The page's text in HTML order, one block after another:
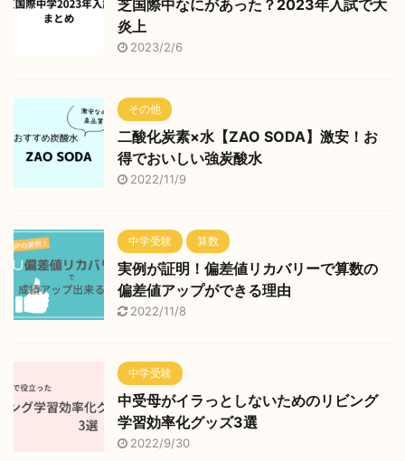
芝国際中なにがあった？2023年入試で大
炎上
2023/2/6
その他
二酸化炭素×水【ZAO SODA】激安！お
得でおいしい強炭酸水
2022/11/9
中学受験 算数
実例が証明！偏差値リカバリーで算数の
偏差値アップができる理由
2022/11/8
中学受験
中受母がイラっとしないためのリビング
学習効率化グッズ3選
2022/9/30